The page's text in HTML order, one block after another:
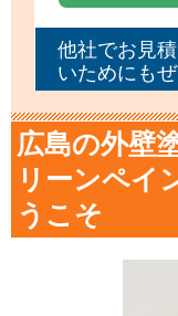
他社でお見
いためにも
広島の外壁
リーンペイ
うこそ